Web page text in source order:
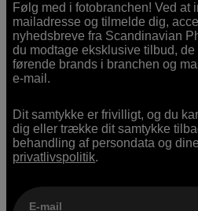
Følg med i fotobranchen! Ved at
mailadresse og tilmelde dig,
nyhedsbreve fra Scandinavian
du modtage eksklusive tilbud,
førende brands i branchen og
e-mail.
Dit samtykke er frivilligt, og du
dig eller trække dit samtykke
behandling af persondata og
privatlivspolitik.
E-mail